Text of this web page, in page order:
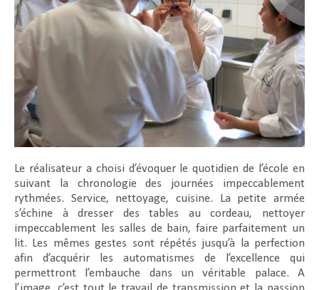
Le réalisateur a choisi d’évoquer le quotidien de l’école en
suivant la chronologie des journées impeccablement
rythmées. Service, nettoyage, cuisine. La petite armée
s’échine à dresser des tables au cordeau, nettoyer
impeccablement les salles de bain, faire parfaitement un
lit. Les mêmes gestes sont répétés jusqu’à la perfection
afin d’acquérir les automatismes de l’excellence qui
permettront l’embauche dans un véritable palace. A